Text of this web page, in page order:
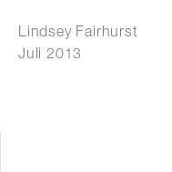
Lindsey Fairhurst
Juli 2013